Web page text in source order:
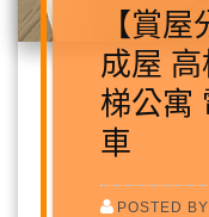
【賞
成屋
梯公寓
車
POSTED